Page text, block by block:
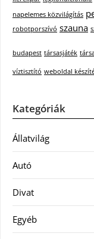
napelemes közvilágítás
robotporszívó szauna
budapest társasjáték
víztisztító weboldal
Kategóriák
Állatvilág
Autó
Divat
Egyéb